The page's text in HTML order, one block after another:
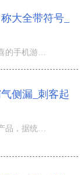
大全带符号_
腾讯王者荣耀一直是大伙儿所喜的手机游戏之一，里边高超的代入感与游戏角色，吸引住许多男孩和女孩游戏玩家
侧漏_刺客起
刺客教条是姿势冒险手游系列产品，据统计这款手游是以极高的可玩性与精致的界面及历史典故的待人的本性，给